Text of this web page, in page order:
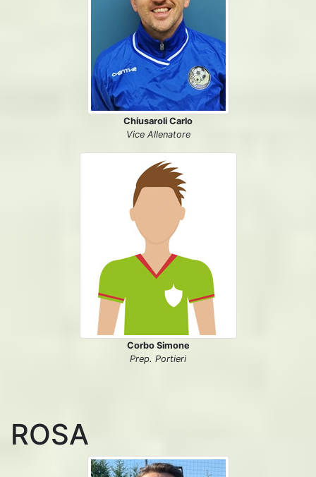
Chiusaroli Carlo
Vice Allenatore
Corbo Simone
Prep. Portieri
ROSA